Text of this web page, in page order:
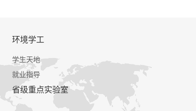
环境学工
学生天地
就业指导
省级重点实验室